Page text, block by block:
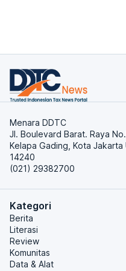
Menara DDTC
Jl. Boulevard Barat. Raya
Kelapa Gading, Kota Jakarta
14240
(021) 29382700
Kategori
Berita
Literasi
Review
Komunitas
Data & Alat